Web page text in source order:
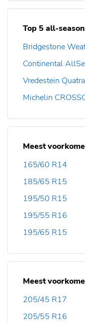
Top 5 all-season
Bridgestone
Continental
Vredestein
Michelin
Meest
165/60 R14
185/65 R15
195/50 R15
195/55 R16
195/65 R15
Meest
205/45 R17
205/55 R16